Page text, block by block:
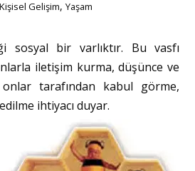
Kişisel Gelişim, Yaşam
sosyal bir varlıktır. Bu vasfı
iletişim kurma, düşünce ve
tarafından kabul görme,
ihtiyacı duyar.